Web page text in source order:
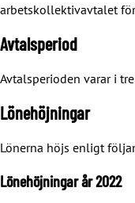
arbetskollektivavtalet
Avtalsperiod
Avtalsperioden varar i
Lönehöjningar
Lönerna höjs enligt
Lönehöjningar år 2022